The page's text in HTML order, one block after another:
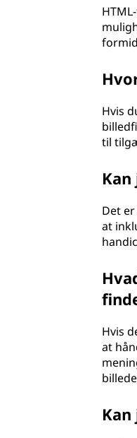
Hvis
til
Det
at
Hvis
at